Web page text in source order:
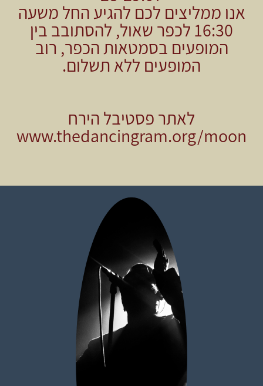
אנו ממליצים לכם להגיע החל משעה
16:30 לכפר שאול, להסתובב בין
המופעים בסמטאות הכפר, רוב
המופעים ללא תשלום.
לאתר פסטיבל הירח
www.thedancingram.org/moon